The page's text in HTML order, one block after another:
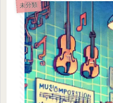
未分類